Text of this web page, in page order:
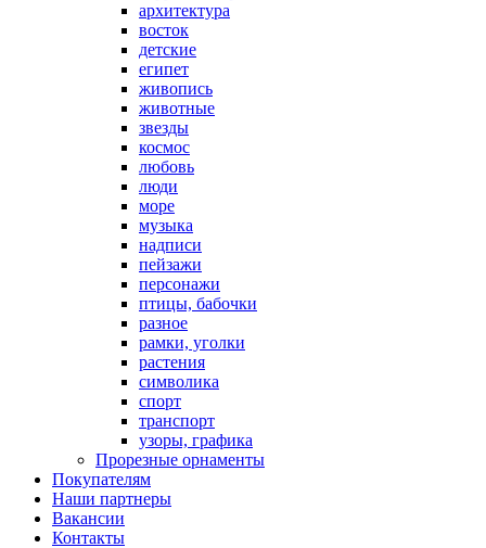
архитектура
восток
детские
египет
живопись
животные
звезды
космос
любовь
люди
море
музыка
надписи
пейзажи
персонажи
птицы, бабочки
разное
рамки, уголки
растения
символика
спорт
транспорт
узоры, графика
Прорезные орнаменты
Покупателям
Наши партнеры
Вакансии
Контакты